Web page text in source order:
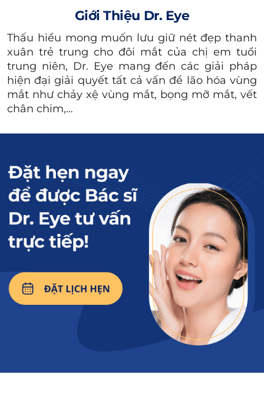
nên không? Lợi ích,
quy trình & lưu ý
2. Có nên lấy mỡ bọng mắt nội soi
hay không?
Khách hàng có bọng mỡ mí trên nên thực
mắt bị bụp.Đồng thời, nếp mí cũng hiện rõ
đó cải thiện vẻ đẹp gương mặt thêm phần
rạng rỡ, thanh tú. Đồng thời, khi thực hiện
phương pháp bóc tách mỡ mắt, khách hàng
an tâm không để lại sẹo kém thẩm mỹ, đảm
bảo an toàn tối đa.
Giới Thiệu Dr. Eye
Thấu hiểu mong muốn lưu giữ nét đẹp thanh
xuân trẻ trung cho đôi mắt của chị em tuổi
trung niên, Dr. Eye mang đến các giải pháp
hiện đại giải quyết tất cả vấn đề lão hóa vùng
mắt như chảy xệ vùng mắt, bọng mỡ mắt, vết
chân chim,…